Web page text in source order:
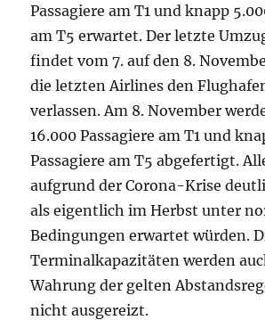
Passagiere am T1 und knapp
am T5 erwartet. Der letzte
findet vom 7. auf den 8.
die letzten Airlines den
verlassen. Am 8. November
16.000 Passagiere am T1 und
Passagiere am T5 abgefertigt.
aufgrund der Corona-Krise
als eigentlich im Herbst unter
Bedingungen erwartet würden.
Terminalkapazitäten werden
Wahrung der gelten
nicht ausgereizt.